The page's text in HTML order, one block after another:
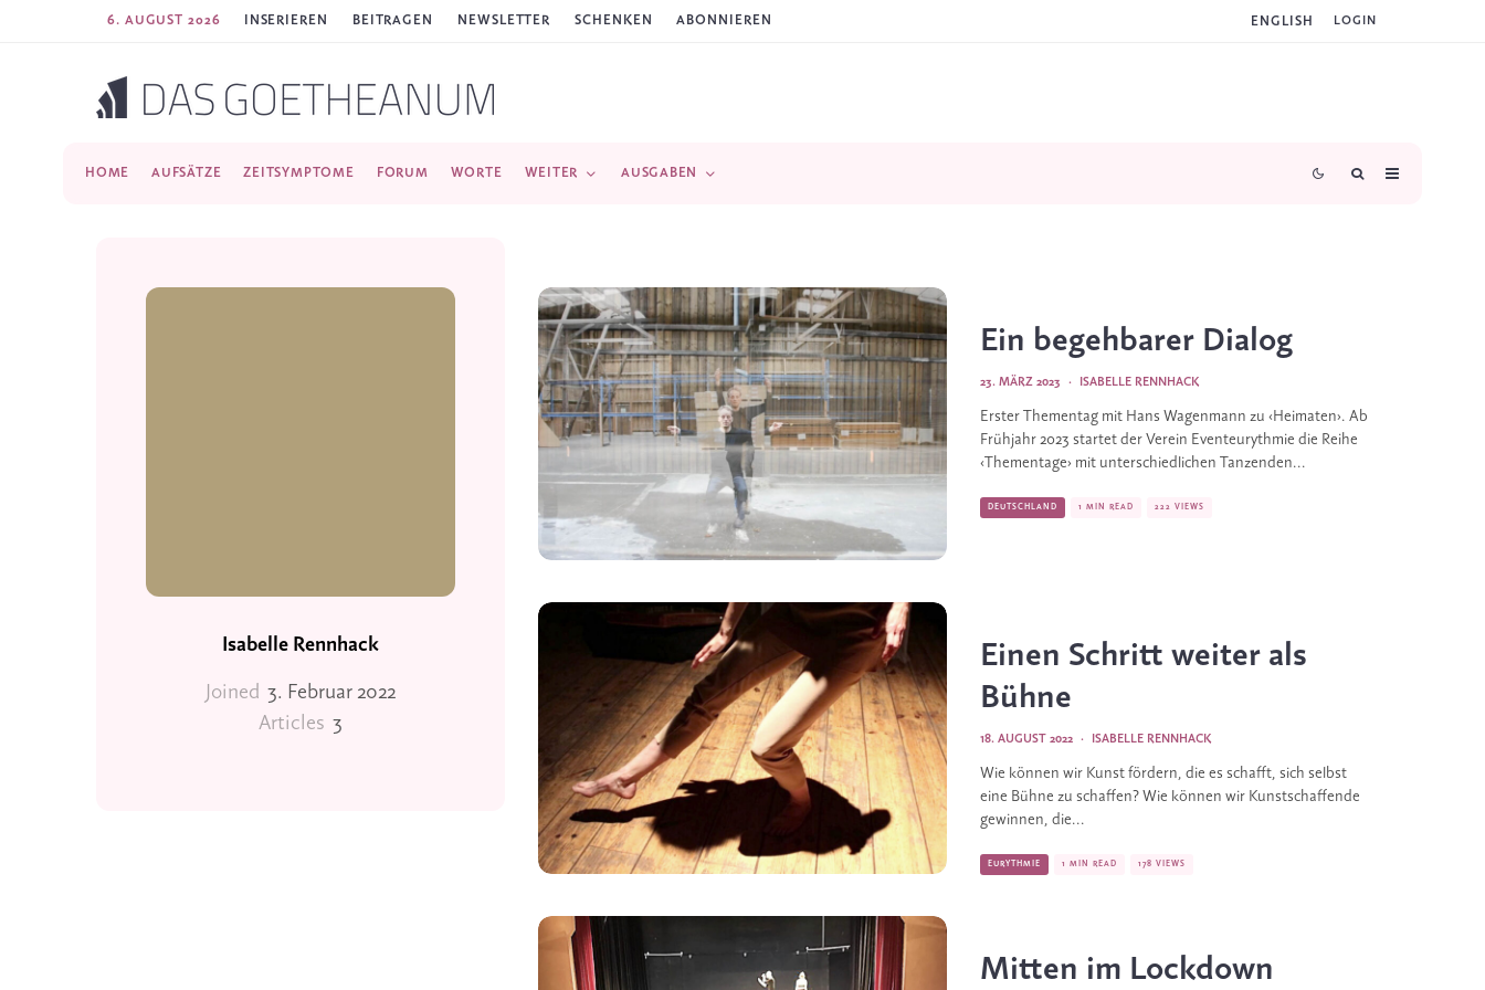
6. AUGUST 2026 INSERIEREN BEITRAGEN NEWSLETTER SCHENKEN ABONNIEREN ENGLISH LOGIN
HOME AUFSÄTZE ZEITSYMPTOME FORUM WORTE WEITER AUSGABEN
Isabelle Rennhack
Joined 3. Februar 2022
Articles 3
Ein begehbarer Dialog
ISABELLE RENNHACK
·
23. MÄRZ 2023
Erster Thementag mit Hans Wagenmann zu ‹Heimaten›. Ab
Frühjahr 2023 startet der Verein Eventeurythmie die Reihe
‹Thementage› mit unterschiedlichen Tanzenden...
DEUTSCHLAND 1 MIN READ 222 VIEWS
Einen Schritt weiter als
Bühne
ISABELLE RENNHACK
·
18. AUGUST 2022
Wie können wir Kunst fördern, die es schafft, sich selbst
eine Bühne zu schaffen? Wie können wir Kunstschaffende
gewinnen, die...
EURYTHMIE 1 MIN READ 178 VIEWS
Mitten im Lockdown